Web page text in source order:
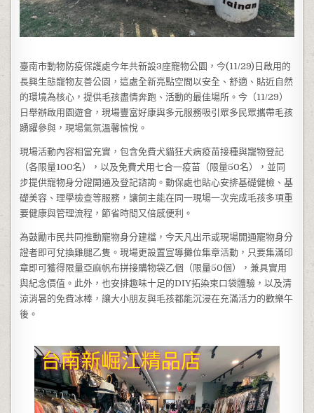
臺南市動物防疫保護處今年共新設3座寵物公園，今(11/29)日啟用的
長興生態寵物友善公園，這處全新亮點空間以安全、舒適、貼近自然
的環境為核心，提供毛孩盡情奔跑、活動的最佳場所。今（11/29）
日舉辦啟用園遊會，現場豐富好康與多元服務吸引眾多民眾攜帶毛孩
踴躍參與，現場氣氛溫馨愉悅。
現場活動內容相當充實，包含免費犬貓狂犬病疫苗接種與寵物登記
（各限量100名），以及免費犬用七合一疫苗（限量50名），並同
步提供寵物身分證開通及登記諮詢。動保處也貼心安排基礎健檢、基
礎美容、理學檢查等服務，讓飼主能在同一現場一次完成毛孩多項重
要健康與管理流程，節省時間又倍感便利。
為鼓勵市民共同推動寵物身分建檔，今天凡出示或現場開通寵物身分
證者即可兌換雞腿乙隻。現場更設置宣導攤位集章活動，只要集滿印
章即可獲得限量亞麻帆布拼接購物袋乙個（限量50個），兼具實用
與紀念價值。此外，也安排趣味十足的DIY拓染束口袋體驗，以及清
涼消暑的免費冰棒，讓大小朋友與毛孩都能沉浸在充滿活力的歡樂午
後。